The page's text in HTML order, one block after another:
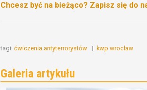
Chcesz być na bieżąco? Zapisz się do
tagi: ćwiczenia antyterrorystów kwp wrocław